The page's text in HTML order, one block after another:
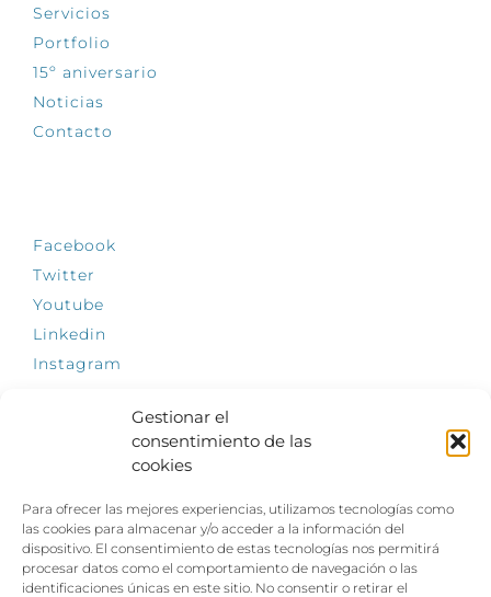
Gestionar el
consentimiento de las
cookies
Para ofrecer las mejores experiencias, utilizamos tecnologías como
las cookies para almacenar y/o acceder a la información del
dispositivo. El consentimiento de estas tecnologías nos permitirá
procesar datos como el comportamiento de navegación o las
identificaciones únicas en este sitio. No consentir o retirar el
Servicios
Portfolio
15º aniversario
Noticias
Contacto
Facebook
Twitter
Youtube
Linkedin
Instagram
El empleo, la gran llave para una vida
independiente: Fundación Dfa reclama un
impulso decidido a la inclusión laboral de las
personas con discapacidad